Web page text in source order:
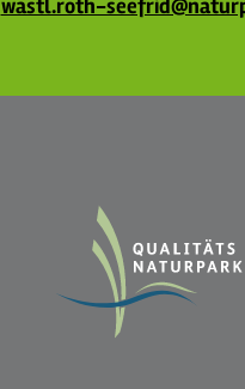
wastl.roth-